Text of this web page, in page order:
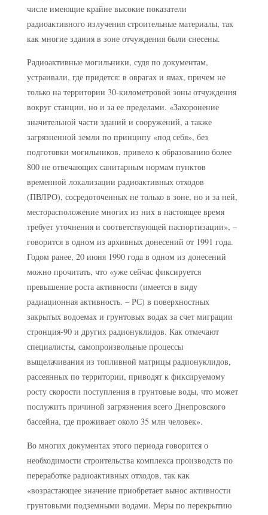
числе имеющие крайне высокие показатели
радиоактивного излучения строительные материалы, так
как многие здания в зоне отчуждения были снесены.
Радиоактивные могильники, судя по документам,
устраивали, где придется: в оврагах и ямах, причем не
только на территории 30-километровой зоны отчуждения
вокруг станции, но и за ее пределами. «Захоронение
значительной части зданий и сооружений, а также
загрязненной земли по принципу «под себя», без
подготовки могильников, привело к образованию более
800 не отвечающих санитарным нормам пунктов
временной локализации радиоактивных отходов
(ПВЛРО), сосредоточенных не только в зоне, но и за ней,
месторасположение многих из них в настоящее время
требует уточнения и соответствующей паспортизации», –
говорится в одном из архивных донесений от 1991 года.
Годом ранее, 20 июня 1990 года в одном из донесений
можно прочитать, что «уже сейчас фиксируется
превышение роста активности (имеется в виду
радиационная активность. – РС) в поверхностных
закрытых водоемах и грунтовых водах за счет миграции
стронция-90 и других радионуклидов. Как отмечают
специалисты, самопроизвольные процессы
выщелачивания из топливной матрицы радионуклидов,
рассеянных по территории, приводят к фиксируемому
росту скорости поступления в грунтовые воды, что может
послужить причиной загрязнения всего Днепровского
бассейна, где проживает около 35 млн человек».
Во многих документах этого периода говорится о
необходимости строительства комплекса производств по
переработке радиоактивных отходов, так как
«возрастающее значение приобретает вынос активности
грунтовыми подземными водами. Меры по перекрытию